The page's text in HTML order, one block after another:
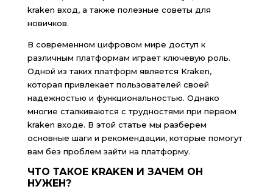
kraken вход, а также полезные советы для
новичков.
В современном цифровом мире доступ к
различным платформам играет ключевую роль.
Одной из таких платформ является Kraken,
которая привлекает пользователей своей
надежностью и функциональностью. Однако
многие сталкиваются с трудностями при первом
kraken входе. В этой статье мы разберем
основные шаги и рекомендации, которые помогут
вам без проблем зайти на платформу.
ЧТО ТАКОЕ KRAKEN И ЗАЧЕМ ОН
НУЖЕН?